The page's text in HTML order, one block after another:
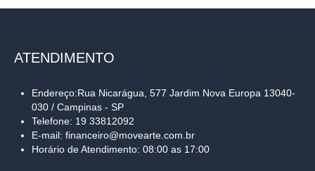
ATENDIMENTO
Endereço:Rua Nicarágua, 577 Jardim Nova Europa 13040-
030 / Campinas - SP
Telefone: 19 33812092
E-mail: financeiro@movearte.com.br
Horário de Atendimento: 08:00 as 17:00